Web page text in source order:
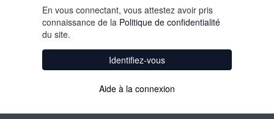
En vous connectant, vous attestez avoir pris
connaissance de la Politique de confidentialité
du site.
Identifiez-vous
Aide à la connexion